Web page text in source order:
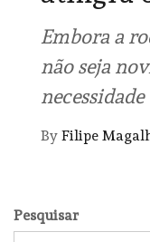
Embora a
não seja
necessidade
By Filipe
Pesquisar